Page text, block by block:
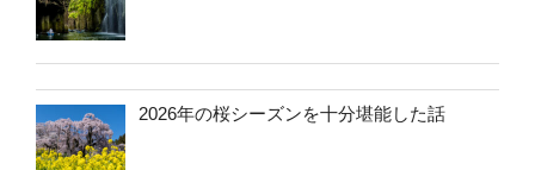
2026年の桜シーズンを十分堪能した話